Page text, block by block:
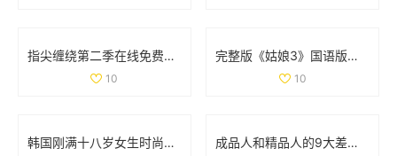
指尖缠绕第二季在线免费观看，感受爱情与命运的交织
10
完整版《姑娘3》国语版在线免费观看的最新资源分享
10
韩国刚满十八岁女生时尚搭配宝典展现青春活力 成品人和精品人的9大差异解析，揭示更深层次的发展哲学